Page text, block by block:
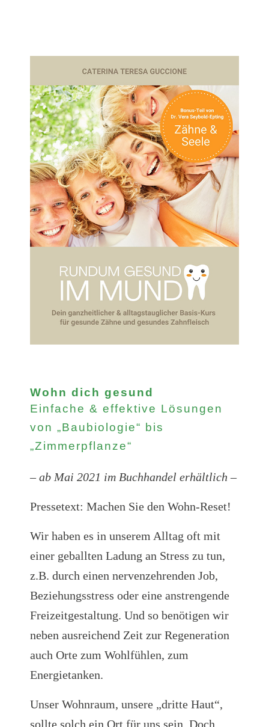
Wohn dich gesund
Einfache & effektive Lösungen
von „Baubiologie“ bis
„Zimmerpflanze“
– ab Mai 2021 im Buchhandel erhältlich –
Pressetext: Machen Sie den Wohn-Reset!
Wir haben es in unserem Alltag oft mit
einer geballten Ladung an Stress zu tun,
z.B. durch einen nervenzehrenden Job,
Beziehungsstress oder eine anstrengende
Freizeitgestaltung. Und so benötigen wir
neben ausreichend Zeit zur Regeneration
auch Orte zum Wohlfühlen, zum
Energietanken.
Unser Wohnraum, unsere „dritte Haut“,
sollte solch ein Ort für uns sein. Doch